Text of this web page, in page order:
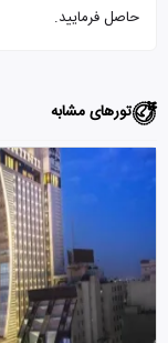
حاصل فرمایید.
تورهای مشابه